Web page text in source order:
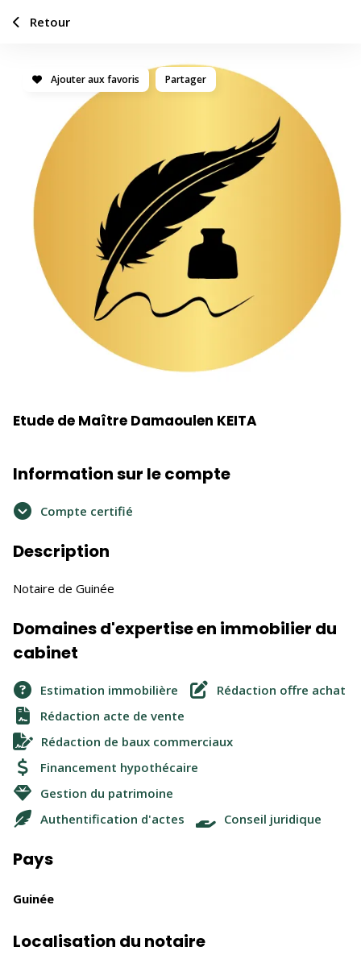
Ajouter aux favoris Partager
Etude de Maître Damaoulen KEITA
Information sur le compte
Compte certifié
Description
Notaire de Guinée
Domaines d'expertise en immobilier du
cabinet
Estimation immobilière
Rédaction offre achat
Rédaction acte de vente
Rédaction de baux commerciaux
Financement hypothécaire
Gestion du patrimoine
Authentification d'actes
Conseil juridique
Pays
Guinée
Localisation du notaire
Retour